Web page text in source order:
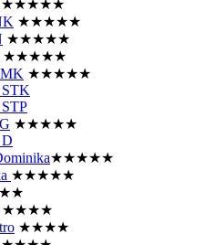
★★★★★
★★★★★
★★★★★
★★★★★
★★★★★
★★★★★
★★★★★
★★★★★
★★★★
★★★★